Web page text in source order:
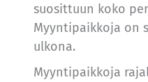
suosittuun koko
Myyntipaikkoja on
ulkona.
Myyntipaikkoja